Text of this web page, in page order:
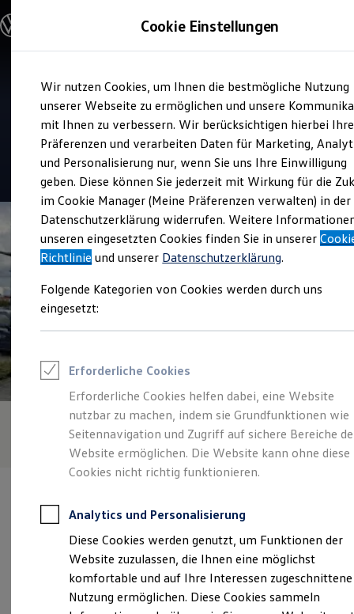
Hauptinhalt
springen
Footer
springen
Modelle & Konfigurator
Nutzfahrzeugkategorien entdecken
Modelle konfigurieren
Vorgängermodelle und Oldtimer
Vorgängermodelle
Oldtimer
Bulli Historie
Branchenlösungen & Gewerbekunden
Umbaulösungen und Hersteller finden
Auf- und Umbauten entdecken & konfigurieren
Groß- und Sonderkunden
Großkunden
Kommunen & Behörden
Journalisten
Sportvereine
Branchenlösungen
Gewerbliche Personenbeförderung
Service & mobile Werkstätten
Menschen mit Behinderung
Rettungsdienste
ONE Business ID Vorteile
Fahrzeugsuche & Marktplatz
Fahrzeugsuche
Fahrzeuge online kaufen
Digitaler Marktplatz
Kauf & Finanzierung
Online-Fahrzeugbewertung
Für Privatkunden
Für Gewerbekunden
Profi Paket
TopDeal
Gebrauchtwagen
ProfiPartner für Gebrauchtwagen
Zertifizierte Gebrauchtwagen
Verkauf und Service
Volkswagen Nutzfahrzeuge
Rhein-Neckar
4.3|131 Bewertungen
Verantwortlich für die Inhalte auf dieser Seite ist die Volkswagen
Automobile Rhein-Neckar GmbH (Impressum & Rechtliches)
Cookie Einstellungen
Wir nutzen Cookies, um Ihnen die bestmögliche Nutzung
unserer Webseite zu ermöglichen und unsere
mit Ihnen zu verbessern. Wir berücksichtigen hierbei Ihre
Präferenzen und verarbeiten Daten für Marketing,
und Personalisierung nur, wenn Sie uns Ihre Einwilligung
geben. Diese können Sie jederzeit mit Wirkung für die
im Cookie Manager (Meine Präferenzen verwalten) in der
Datenschutzerklärung widerrufen. Weitere
unseren eingesetzten Cookies finden Sie in unserer
Richtlinie und unserer Datenschutzerklärung.
Folgende Kategorien von Cookies werden durch uns
eingesetzt:
Erforderliche Cookies
Erforderliche Cookies helfen dabei, eine Website
nutzbar zu machen, indem sie Grundfunktionen wie
Seitennavigation und Zugriff auf sichere Bereiche
Website ermöglichen. Die Website kann ohne diese
Cookies nicht richtig funktionieren.
Analytics und Personalisierung
Diese Cookies werden genutzt, um Funktionen der
Website zuzulassen, die Ihnen eine möglichst
komfortable und auf Ihre Interessen zugeschnittene
Nutzung ermöglichen. Diese Cookies sammeln